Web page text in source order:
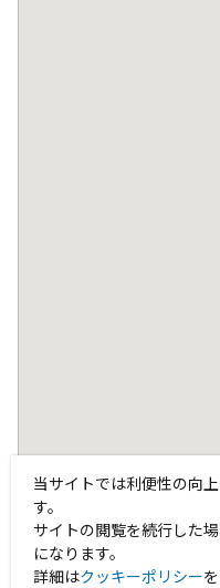
当サイトでは利便性の向
す。
サイトの閲覧を続行した
になります。
詳細はクッキーポリシー